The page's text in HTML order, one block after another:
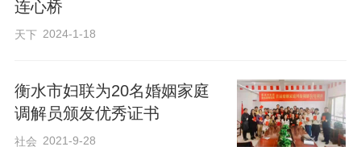
长期以来，张秀屯派出所坚持以人民为中
盼问题，切实提升辖区群众的获得感、幸
福感和安全感，赢得了群众的广泛赞誉。
连心桥
天下 2024-1-18
衡水市妇联为20名婚姻家庭
调解员颁发优秀证书
社会 2021-9-28